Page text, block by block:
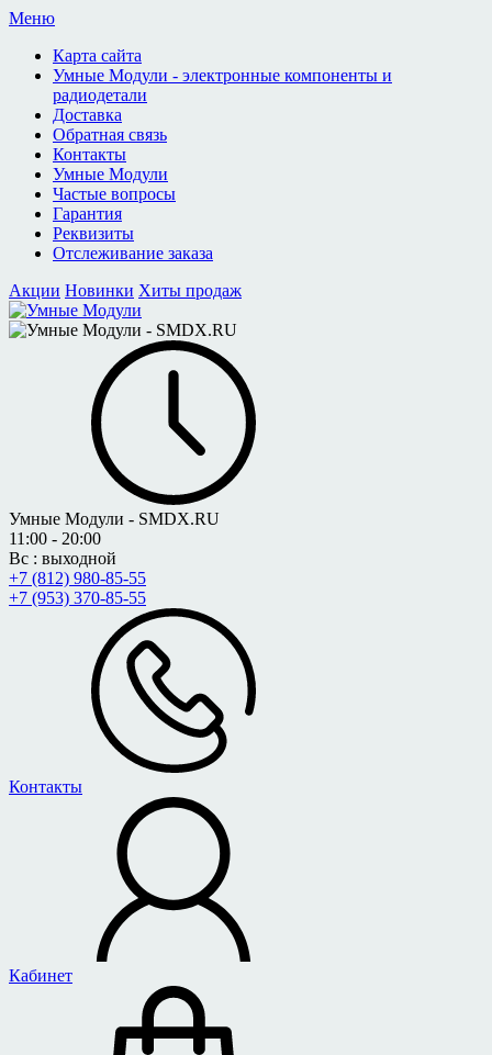
Меню
Карта сайта
Умные Модули - электронные компоненты и
радиодетали
Доставка
Обратная связь
Контакты
Умные Модули
Частые вопросы
Гарантия
Реквизиты
Отслеживание заказа
Акции Новинки Хиты продаж
Умные Модули - SMDX.RU
11:00 - 20:00
Вс : выходной
+7 (812) 980-85-55
+7 (953) 370-85-55
Контакты
Кабинет